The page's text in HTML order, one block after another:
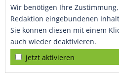
Wir benötigen Ihre
Redaktion eingebundenen
Sie können diesen mit einem
auch wieder deaktivieren.
jetzt aktivieren